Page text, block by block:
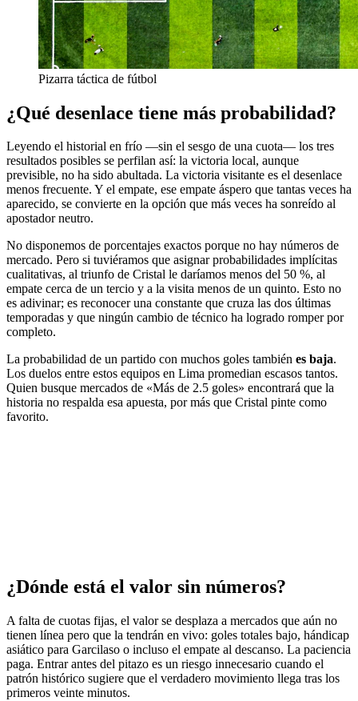
Pizarra táctica de fútbol
¿Qué desenlace tiene más probabilidad?
Leyendo el historial en frío —sin el sesgo de una cuota— los tres
resultados posibles se perfilan así: la victoria local, aunque
previsible, no ha sido abultada. La victoria visitante es el desenlace
menos frecuente. Y el empate, ese empate áspero que tantas veces ha
aparecido, se convierte en la opción que más veces ha sonreído al
apostador neutro.
No disponemos de porcentajes exactos porque no hay números de
mercado. Pero si tuviéramos que asignar probabilidades implícitas
cualitativas, al triunfo de Cristal le daríamos menos del 50 %, al
empate cerca de un tercio y a la visita menos de un quinto. Esto no
es adivinar; es reconocer una constante que cruza las dos últimas
temporadas y que ningún cambio de técnico ha logrado romper por
completo.
La probabilidad de un partido con muchos goles también es baja.
Los duelos entre estos equipos en Lima promedian escasos tantos.
Quien busque mercados de «Más de 2.5 goles» encontrará que la
historia no respalda esa apuesta, por más que Cristal pinte como
favorito.
¿Dónde está el valor sin números?
A falta de cuotas fijas, el valor se desplaza a mercados que aún no
tienen línea pero que la tendrán en vivo: goles totales bajo, hándicap
asiático para Garcilaso o incluso el empate al descanso. La paciencia
paga. Entrar antes del pitazo es un riesgo innecesario cuando el
patrón histórico sugiere que el verdadero movimiento llega tras los
primeros veinte minutos.